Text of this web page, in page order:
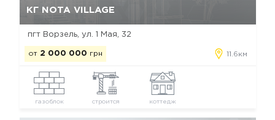
КГ NOTA VILLAGE
пгт Ворзель, ул. 1 Мая, 32
от 2 000 000 грн 11.6км
газоблок строится коттедж